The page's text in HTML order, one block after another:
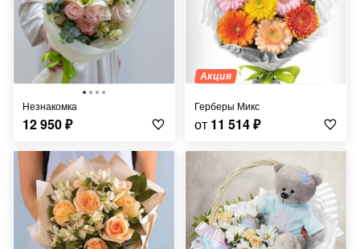
Незнакомка
12 950₽
Акция
Герберы Микс
от 11 514₽